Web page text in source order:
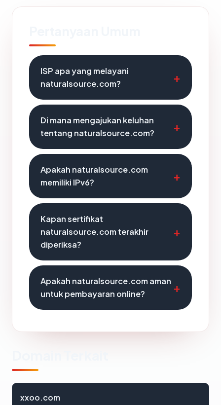
ISP apa yang melayani
naturalsource.com?
Di mana mengajukan keluhan
tentang naturalsource.com?
Apakah naturalsource.com
memiliki IPv6?
Kapan sertifikat
naturalsource.com terakhir
diperiksa?
Apakah naturalsource.com aman
untuk pembayaran online?
xxoo.com